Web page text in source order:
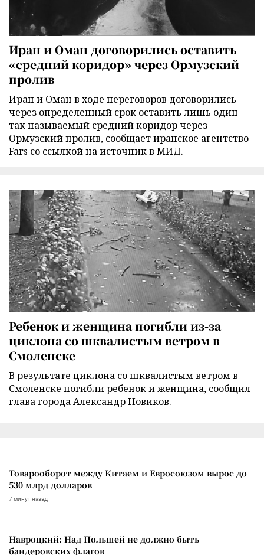
Иран и Оман договорились оставить
«средний коридор» через Ормузский
пролив
Иран и Оман в ходе переговоров договорились
через определенный срок оставить лишь один
так называемый средний коридор через
Ормузский пролив, сообщает иранское агентство
Fars со ссылкой на источник в МИД.
Ребенок и женщина погибли из-за
циклона со шквалистым ветром в
Смоленске
В результате циклона со шквалистым ветром в
Смоленске погибли ребенок и женщина, сообщил
глава города Александр Новиков.
Товарооборот между Китаем и Евросоюзом вырос до
530 млрд долларов
7 минут назад
Навроцкий: Над Польшей не должно быть
бандеровских флагов